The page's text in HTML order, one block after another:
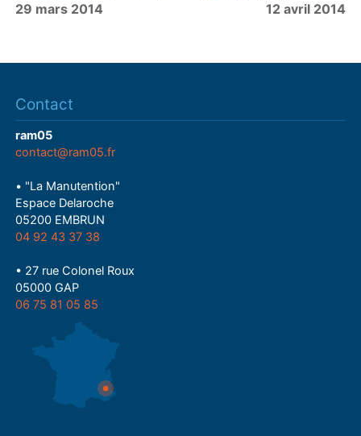
29 mars 2014 12 avril 2014
Contact
ram05
contact@ram05.fr
• "La Manutention"
Espace Delaroche
05200 EMBRUN
04 92 43 37 38
• 27 rue Colonel Roux
05000 GAP
06 75 81 05 85